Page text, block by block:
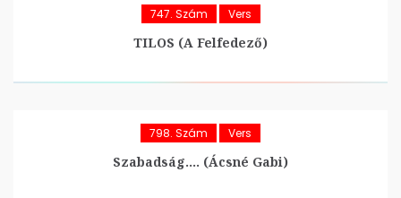
747. Szám Vers
TILOS (A Felfedező)
798. Szám Vers
Szabadság…. (Ácsné Gabi)